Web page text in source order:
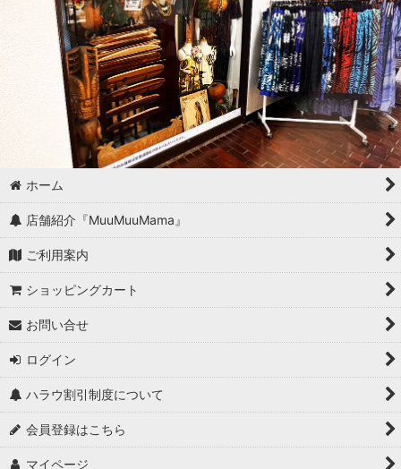
ホーム
店舗紹介『MuuMuuMama』
ご利用案内
ショッピングカート
お問い合せ
ログイン
ハラウ割引制度について
会員登録はこちら
マイページ